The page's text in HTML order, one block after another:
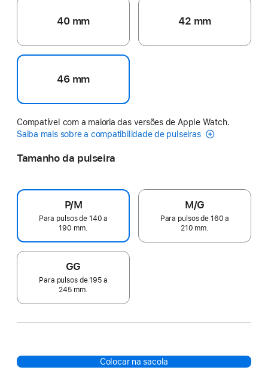
40 mm 42 mm
46 mm
Compatível com a maioria das versões de Apple Watch.
Saiba mais sobre a compatibilidade de pulseiras
Tamanho da pulseira
P/M
Para pulsos de 140 a
190 mm.
M/G
Para pulsos de 160 a
210 mm.
GG
Para pulsos de 195 a
245 mm.
Colocar na sacola